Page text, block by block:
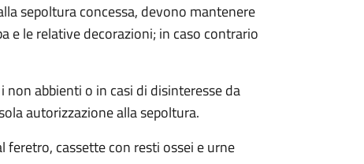
sepoltura concessa, devono mantenere
e le relative decorazioni; in caso contrario
abbienti o in casi di disinteresse da
autorizzazione alla sepoltura.
cassette con resti ossei e urne